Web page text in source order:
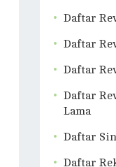
Daftar
Daftar
Daftar
Daftar
Lama
Daftar
Daftar